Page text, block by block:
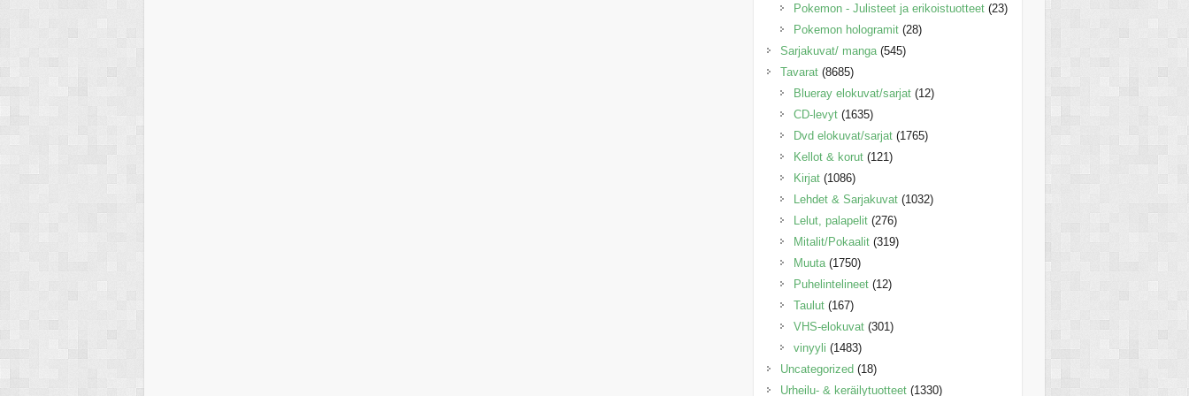
Pokemon - Julisteet ja erikoistuotteet (23)
Pokemon hologramit (28)
Sarjakuvat/ manga (545)
Tavarat (8685)
Blueray elokuvat/sarjat (12)
CD-levyt (1635)
Dvd elokuvat/sarjat (1765)
Kellot & korut (121)
Kirjat (1086)
Lehdet & Sarjakuvat (1032)
Lelut, palapelit (276)
Mitalit/Pokaalit (319)
Muuta (1750)
Puhelintelineet (12)
Taulut (167)
VHS-elokuvat (301)
vinyyli (1483)
Uncategorized (18)
Urheilu- & keräilytuotteet (1330)